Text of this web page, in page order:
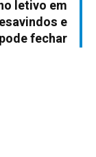
letivo em
e
fechar